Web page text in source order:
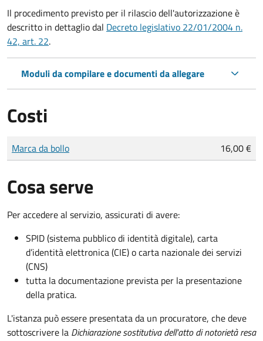
Il procedimento previsto per il rilascio dell'autorizzazione è
descritto in dettaglio dal Decreto legislativo 22/01/2004 n.
42, art. 22.
Moduli da compilare e documenti da allegare
Costi
Tipo di pagamento
Importo
Marca da bollo 16,00 €
Cosa serve
Per accedere al servizio, assicurati di avere:
SPID (sistema pubblico di identità digitale), carta
d’identità elettronica (CIE) o carta nazionale dei servizi
(CNS)
tutta la documentazione prevista per la presentazione
della pratica.
L'istanza può essere presentata da un procuratore, che deve
sottoscrivere la Dichiarazione sostitutiva dell'atto di notorietà resa